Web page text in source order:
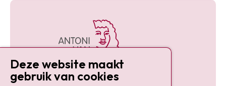
Deze website maakt
gebruik van cookies